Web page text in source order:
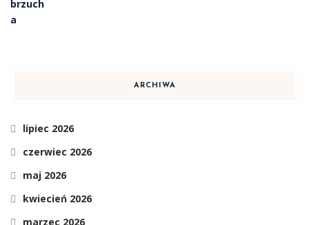
ARCHIWA
lipiec 2026
czerwiec 2026
maj 2026
kwiecień 2026
marzec 2026